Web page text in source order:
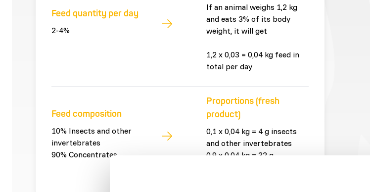
Feed quantity per day
2-4%
If an animal weighs 1,2 kg
and eats 3% of its body
weight, it will get
1,2 x 0,03 = 0,04 kg feed in
total per day
Feed composition
10% Insects and other
invertebrates
90% Concentrates
Proportions (fresh
product)
0,1 x 0,04 kg = 4 g insects
and other invertebrates
0,9 x 0,04 kg = 32 g